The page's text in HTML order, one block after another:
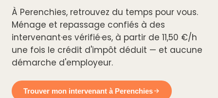
À Perenchies, retrouvez du temps pour vous.
Ménage et repassage confiés à des
intervenant·es vérifié·es, à partir de 11,50 €/h
une fois le crédit d'impôt déduit — et aucune
démarche d'employeur.
Trouver mon intervenant à Perenchies